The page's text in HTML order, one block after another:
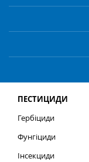
ПЕСТИЦИДИ
Гербіциди
Фунгіциди
Інсекциди